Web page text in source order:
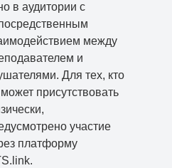
в аудитории с
между
и
Для тех, кто
присутствовать
участие
платформу